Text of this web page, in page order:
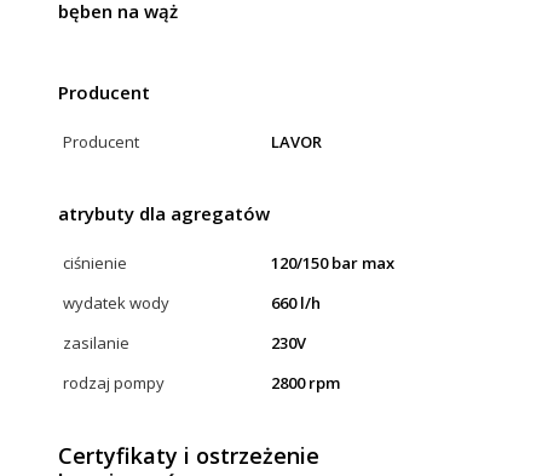
bęben na wąż
Producent
Producent LAVOR
atrybuty dla agregatów
ciśnienie
120/150 bar max
wydatek wody
660 l/h
zasilanie
230V
rodzaj pompy
2800 rpm
Certyfikaty i ostrzeżenie